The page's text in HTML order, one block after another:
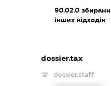
90.02.0
інших відходів
dossier.tax
dossier.staff